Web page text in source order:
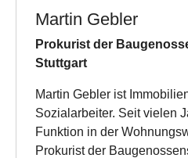
Martin Gebler
Prokurist der
Stuttgart
Martin Gebler ist
Sozialarbeiter. Seit vielen
Funktion in der
Prokurist der